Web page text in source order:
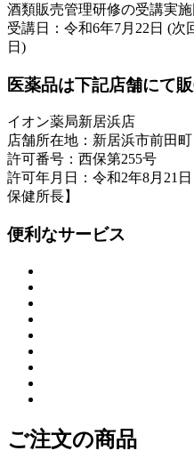
酒類販売管理研修の受講実
受講日：令和6年7月22日 (次
日)
医薬品は下記店舗にて
イオン薬局新居浜店
店舗所在地：新居浜市前田町
許可番号：西保第255号
許可年月日：令和2年8月21
保健所長】
便利なサービス
ご注文の商品